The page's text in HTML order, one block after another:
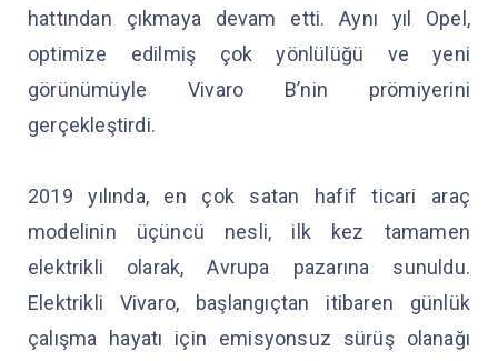
hattından çıkmaya devam etti. Aynı yıl Opel,
optimize edilmiş çok yönlülüğü ve yeni
görünümüyle Vivaro B’nin prömiyerini
gerçekleştirdi.
2019 yılında, en çok satan hafif ticari araç
modelinin üçüncü nesli, ilk kez tamamen
elektrikli olarak, Avrupa pazarına sunuldu.
Elektrikli Vivaro, başlangıçtan itibaren günlük
çalışma hayatı için emisyonsuz sürüş olanağı